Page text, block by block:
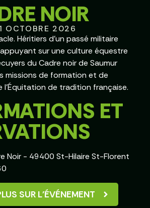
NOIR
OCTOBRE 2026
Héritiers d’un passé militaire
sur une culture équestre
du Cadre noir de Saumur
missions de formation et de
l’Équitation de tradition française.
ET
Noir - 49400 St-Hilaire St-Florent
SUR L'ÉVÉNEMENT